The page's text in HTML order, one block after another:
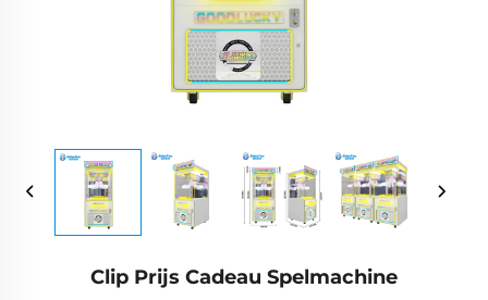
Clip Prijs Cadeau Spelmachine